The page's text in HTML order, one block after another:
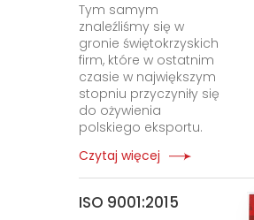
Tym samym
znaleźliśmy się w
gronie świętokrzyskich
firm, które w ostatnim
czasie w największym
stopniu przyczyniły się
do ożywienia
polskiego eksportu.
Czytaj więcej
ISO 9001:2015